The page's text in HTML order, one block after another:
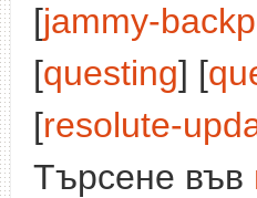
[jammy-
[questing] [
[resolute-
Търсене във